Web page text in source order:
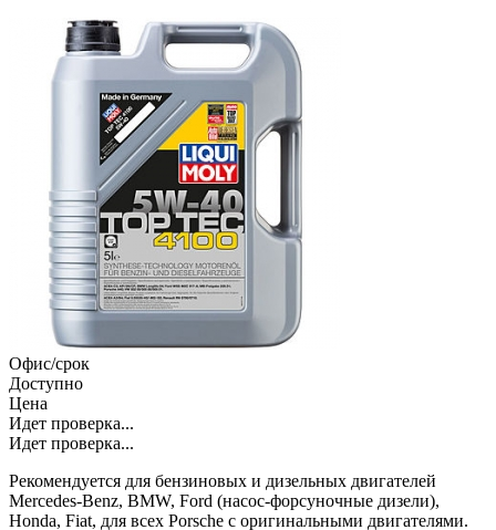
Офис/срок
Доступно
Цена
Идет проверка...
Идет проверка...
Рекомендуется для бензиновых и дизельных двигателей
Mercedes-Benz, BMW, Ford (насос-форсуночные дизели),
Honda, Fiat, для всех Porsche с оригинальными двигателями.